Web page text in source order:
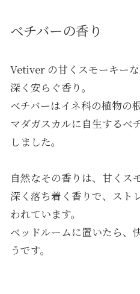
ベチバーの香り
Vetiver の甘くスモーキー
深く安らぐ香り。
ベチバーはイネ科の植物の
マダガスカルに自生するベ
しました。
自然なその香りは、甘くス
深く落ち着く香りで、スト
われています。
ベッドルームに置いたら、
うです。